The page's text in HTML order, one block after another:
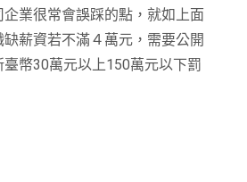
業很常會誤踩的點，就如上面
薪資若不滿４萬元，需要公開
幣30萬元以上150萬元以下罰